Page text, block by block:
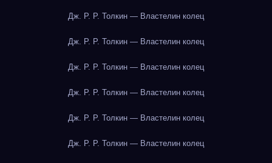
Дж. Р. Р. Толкин — Властелин колец
Дж. Р. Р. Толкин — Властелин колец
Дж. Р. Р. Толкин — Властелин колец
Дж. Р. Р. Толкин — Властелин колец
Дж. Р. Р. Толкин — Властелин колец
Дж. Р. Р. Толкин — Властелин колец